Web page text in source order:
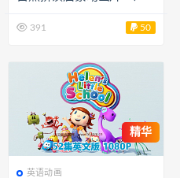
度网盘资源 EA40624
391 50
精华
英语动画